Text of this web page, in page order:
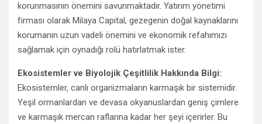
korunmasının önemini savunmaktadır. Yatırım yönetimi
firması olarak Milaya Capital, gezegenin doğal kaynaklarını
korumanın uzun vadeli önemini ve ekonomik refahımızı
sağlamak için oynadığı rolü hatırlatmak ister.
Ekosistemler ve Biyolojik Çeşitlilik Hakkında Bilgi:
Ekosistemler, canlı organizmaların karmaşık bir sistemidir.
Yeşil ormanlardan ve devasa okyanuslardan geniş çimlere
ve karmaşık mercan raflarına kadar her şeyi içerirler. Bu